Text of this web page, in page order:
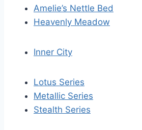
Amelie’s Nettle Bed
Heavenly Meadow
Inner City
Lotus Series
Metallic Series
Stealth Series